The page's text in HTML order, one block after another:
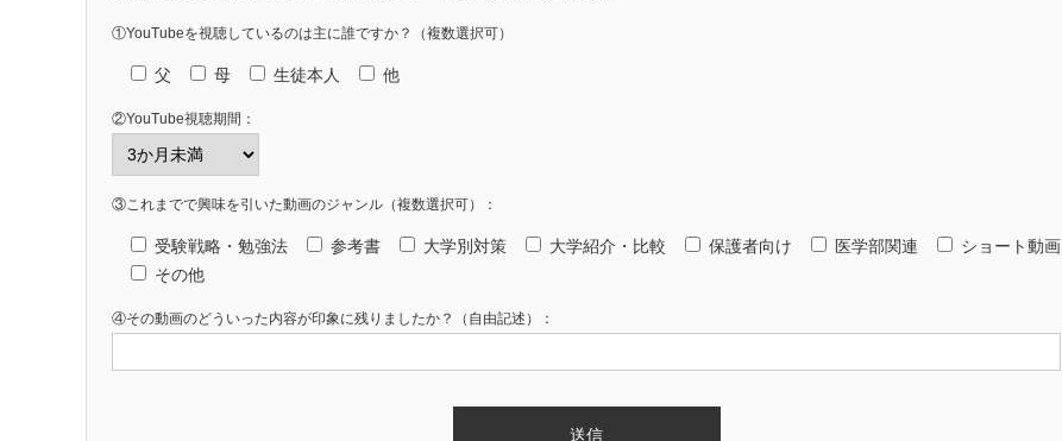
①YouTubeを視聴しているのは主に誰ですか？（複数選択可）
父 母 生徒本人 他
②YouTube視聴期間：
③これまでで興味を引いた動画のジャンル（複数選択可）：
受験戦略・勉強法 参考書 大学別対策 大学紹介・比較 保護者向け 医学部関連
ショート動画
その他
④その動画のどういった内容が印象に残りましたか？（自由記述）：